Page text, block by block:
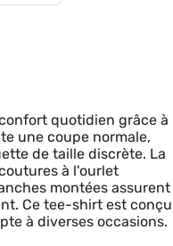
quotidien grâce à
une coupe normale,
de taille discrète. La
à l'ourlet
montées assurent
Ce tee-shirt est conçu
à diverses occasions.